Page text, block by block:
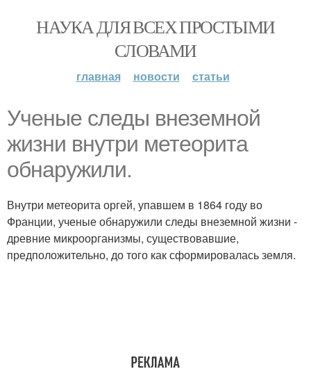
НАУКА ДЛЯ ВСЕХ ПРОСТЫМИ
СЛОВАМИ
главная новости статьи
Ученые следы внеземной
жизни внутри метеорита
обнаружили.
Внутри метеорита оргей, упавшем в 1864 году во
Франции, ученые обнаружили следы внеземной жизни -
древние микроорганизмы, существовавшие,
предположительно, до того как сформировалась земля.